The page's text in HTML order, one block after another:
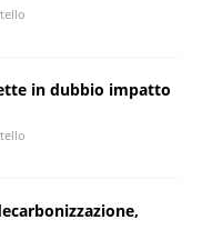
in dubbio impatto